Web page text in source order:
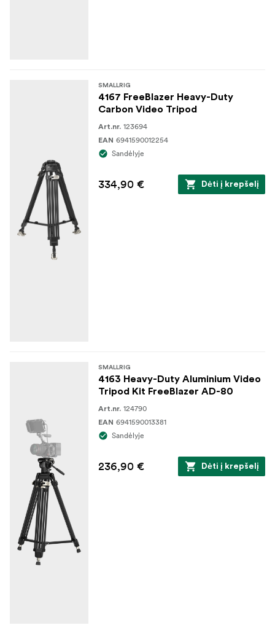
SMALLRIG
4167 FreeBlazer Heavy-Duty
Carbon Video Tripod
Art.nr. 123694
EAN 6941590012254
Sandėlyje
334,90 € Dėti į krepšelį
SMALLRIG
4163 Heavy-Duty Aluminium Video
Tripod Kit FreeBlazer AD-80
Art.nr. 124790
EAN 6941590013381
Sandėlyje
236,90 € Dėti į krepšelį